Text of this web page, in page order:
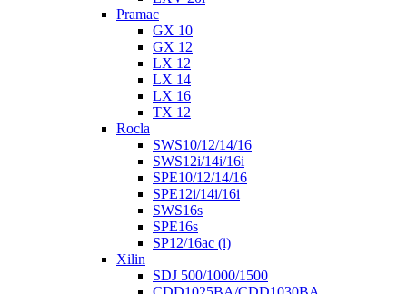
Pramac
GX 10
GX 12
LX 12
LX 14
LX 16
TX 12
Rocla
SWS10/12/14/16
SWS12i/14i/16i
SPE10/12/14/16
SPE12i/14i/16i
SWS16s
SPE16s
SP12/16ac (i)
Xilin
SDJ 500/1000/1500